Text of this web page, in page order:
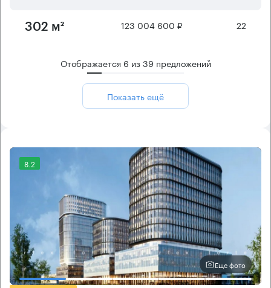
302 м² 123 004 600 ₽ 22
Отображается 6 из39 предложений
Показать ещё
8.2
Еще фото